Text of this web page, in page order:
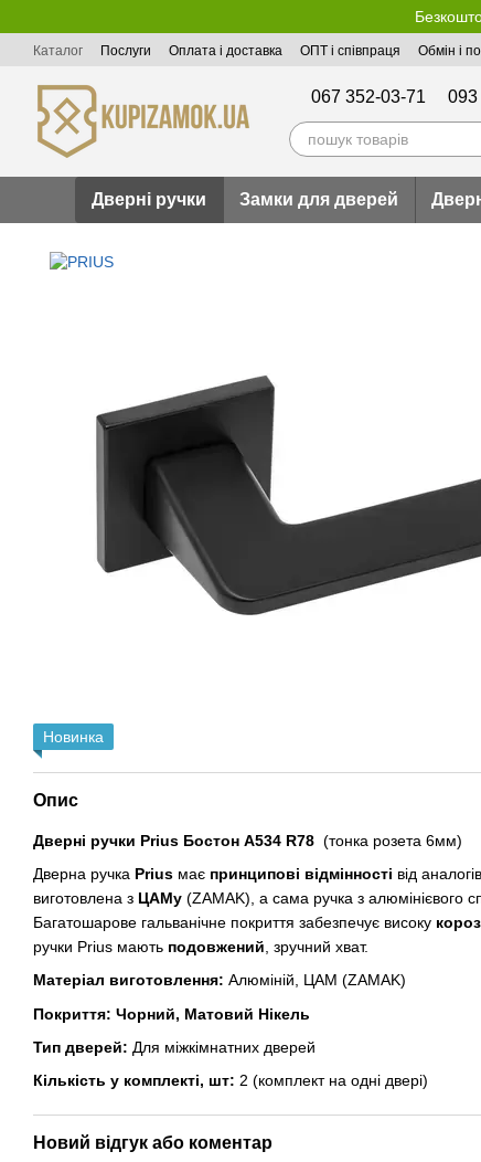
Каталог Послуги Оплата і доставка ОПТ і співпраця Обмін і
067 352-03-71 093
Дверні ручки Замки для дверей
Новинка
Опис
Дверні ручки Prius Бостон А534 R78 (тонка розета 6мм)
Дверна ручка Prius має принципові відмінності від
виготовлена з ЦАМу (ZAMAK), а сама ручка з алюмінієвого
Багатошарове гальванічне покриття забезпечує високу
ручки Prius мають подовжений , зручний хват.
Матеріал виготовлення: Алюміній, ЦАМ (ZAMAK)
Покриття: Чорний, Матовий Нікель
Тип дверей: Для міжкімнатних дверей
Кількість у комплекті, шт: 2 (комплект на одні двері)
Новий відгук або коментар